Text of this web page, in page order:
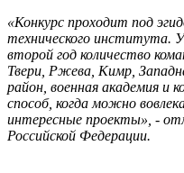
«Конкурс проходит под
технического института.
второй год количество
Твери, Ржева, Кимр,
район, военная академия и
способ, когда можно
интересные проекты», -
Российской Федерации.